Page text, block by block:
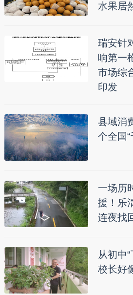
水果
瑞安针
响第一
市场综
印发
县域消
个全国
一场历
援！乐
连夜找
从初中
校长好